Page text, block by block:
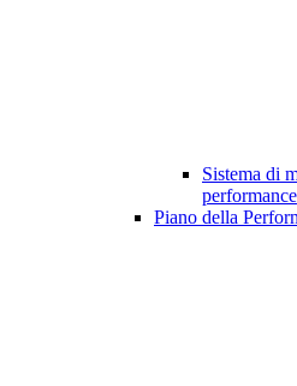
Sistema di
performance
Piano della